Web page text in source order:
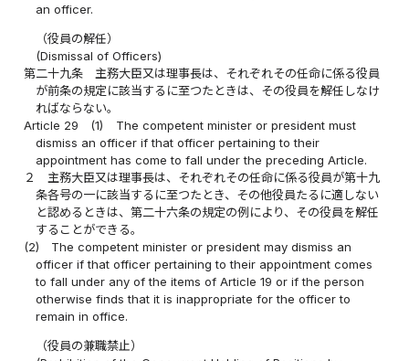
an officer.
（役員の解任）
(Dismissal of Officers)
第二十九条
主務大臣又は理事長は、それぞれその任命に係る役員
が前条の規定に該当するに至つたときは、その役員を解任しなけ
ればならない。
Article 29
(1)
The competent minister or president must
dismiss an officer if that officer pertaining to their
appointment has come to fall under the preceding Article.
２
主務大臣又は理事長は、それぞれその任命に係る役員が第十九
条各号の一に該当するに至つたとき、その他役員たるに適しない
と認めるときは、第二十六条の規定の例により、その役員を解任
することができる。
(2)
The competent minister or president may dismiss an
officer if that officer pertaining to their appointment comes
to fall under any of the items of Article 19 or if the person
otherwise finds that it is inappropriate for the officer to
remain in office.
（役員の兼職禁止）